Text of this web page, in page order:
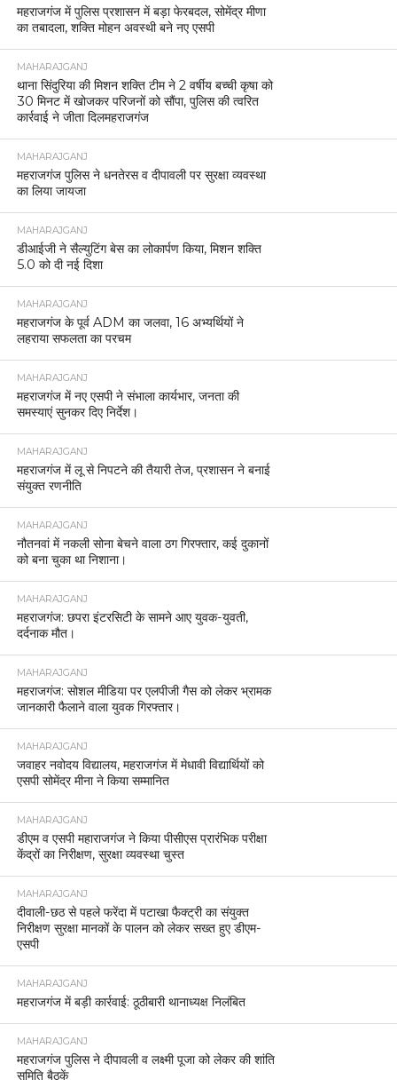
महराजगंज में पुलिस प्रशासन में बड़ा फेरबदल, सोमेंद्र मीणा
का तबादला, शक्ति मोहन अवस्थी बने नए एसपी
MAHARAJGANJ
थाना सिंदुरिया की मिशन शक्ति टीम ने 2 वर्षीय बच्ची कृषा को
30 मिनट में खोजकर परिजनों को सौंपा, पुलिस की त्वरित
कार्रवाई ने जीता दिलमहराजगंज
MAHARAJGANJ
महराजगंज पुलिस ने धनतेरस व दीपावली पर सुरक्षा व्यवस्था
का लिया जायजा
MAHARAJGANJ
डीआईजी ने सैल्युटिंग बेस का लोकार्पण किया, मिशन शक्ति
5.0 को दी नई दिशा
MAHARAJGANJ
महराजगंज के पूर्व ADM का जलवा, 16 अभ्यर्थियों ने
लहराया सफलता का परचम
MAHARAJGANJ
महराजगंज में नए एसपी ने संभाला कार्यभार, जनता की
समस्याएं सुनकर दिए निर्देश।
MAHARAJGANJ
महराजगंज में लू से निपटने की तैयारी तेज, प्रशासन ने बनाई
संयुक्त रणनीति
MAHARAJGANJ
नौतनवां में नकली सोना बेचने वाला ठग गिरफ्तार, कई दुकानों
को बना चुका था निशाना।
MAHARAJGANJ
महराजगंज: छपरा इंटरसिटी के सामने आए युवक-युवती,
दर्दनाक मौत।
MAHARAJGANJ
महराजगंज: सोशल मीडिया पर एलपीजी गैस को लेकर भ्रामक
जानकारी फैलाने वाला युवक गिरफ्तार।
MAHARAJGANJ
जवाहर नवोदय विद्यालय, महराजगंज में मेधावी विद्यार्थियों को
एसपी सोमेंद्र मीना ने किया सम्मानित
MAHARAJGANJ
डीएम व एसपी महाराजगंज ने किया पीसीएस प्रारंभिक परीक्षा
केंद्रों का निरीक्षण, सुरक्षा व्यवस्था चुस्त
MAHARAJGANJ
दीवाली-छठ से पहले फरेंदा में पटाखा फैक्ट्री का संयुक्त
निरीक्षण सुरक्षा मानकों के पालन को लेकर सख्त हुए डीएम-
एसपी
MAHARAJGANJ
महराजगंज में बड़ी कार्रवाई: ठूठीबारी थानाध्यक्ष निलंबित
MAHARAJGANJ
महराजगंज पुलिस ने दीपावली व लक्ष्मी पूजा को लेकर की शांति
समिति बैठकें